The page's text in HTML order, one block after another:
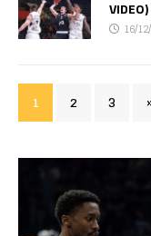
VIDEO)
16/
1 2 3